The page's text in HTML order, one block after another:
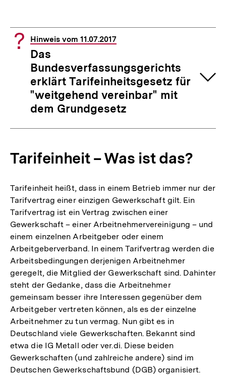
Hinweis vom 11.07.2017
Das
Bundesverfassungsgerichts
erklärt Tarifeinheitsgesetz für
"weitgehend vereinbar" mit
dem Grundgesetz
Tarifeinheit – Was ist das?
Tarifeinheit heißt, dass in einem Betrieb immer nur der
Tarifvertrag einer einzigen Gewerkschaft gilt. Ein
Tarifvertrag ist ein Vertrag zwischen einer
Gewerkschaft – einer Arbeitnehmervereinigung – und
einem einzelnen Arbeitgeber oder einem
Arbeitgeberverband. In einem Tarifvertrag werden die
Arbeitsbedingungen derjenigen Arbeitnehmer
geregelt, die Mitglied der Gewerkschaft sind. Dahinter
steht der Gedanke, dass die Arbeitnehmer
gemeinsam besser ihre Interessen gegenüber dem
Arbeitgeber vertreten können, als es der einzelne
Arbeitnehmer zu tun vermag. Nun gibt es in
Deutschland viele Gewerkschaften. Bekannt sind
etwa die IG Metall oder ver.di. Diese beiden
Gewerkschaften (und zahlreiche andere) sind im
Deutschen Gewerkschaftsbund (DGB) organisiert.